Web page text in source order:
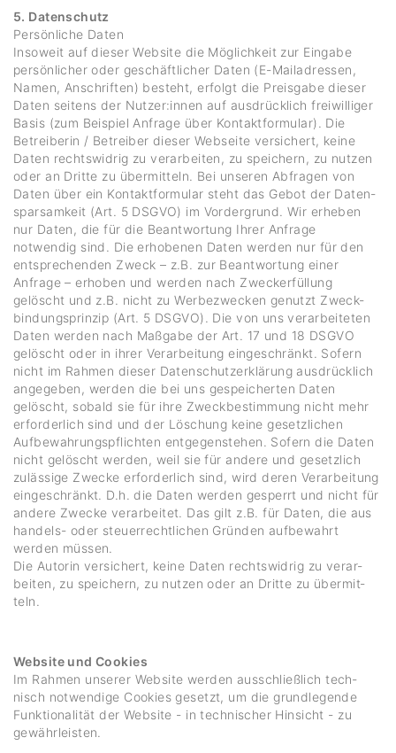
5. Datenschutz
Persön­liche Daten
Inso­weit auf dieser Website die Möglich­keit zur Eingabe
persön­li­cher oder geschäft­li­cher Daten (E-Mail­adressen,
Namen, Anschriften) besteht, erfolgt die Preis­gabe dieser
Daten seitens der Nutzer:innen auf ausdrück­lich frei­wil­liger
Basis (zum Beispiel Anfrage über Kontakt­for­mular). Die
Betrei­berin / Betreiber dieser Webseite versi­chert, keine
Daten rechts­widrig zu verar­beiten, zu spei­chern, zu nutzen
oder an Dritte zu über­mit­teln. Bei unseren Abfragen von
Daten über ein Kontakt­for­mular steht das Gebot der Daten­
spar­sam­keit (Art. 5 DSGVO) im Vorder­grund. Wir erheben
nur Daten, die für die Beant­wor­tung Ihrer Anfrage
notwendig sind. Die erho­benen Daten werden nur für den
entspre­chenden Zweck – z.B. zur Beant­wor­tung einer
Anfrage – erhoben und werden nach Zwecker­fül­lung
gelöscht und z.B. nicht zu Werbe­zwe­cken genutzt Zweck­
bin­dungs­prinzip (Art. 5 DSGVO). Die von uns verar­bei­teten
Daten werden nach Maßgabe der Art. 17 und 18 DSGVO
gelöscht oder in ihrer Verar­bei­tung einge­schränkt. Sofern
nicht im Rahmen dieser Daten­schutz­er­klä­rung ausdrück­lich
ange­geben, werden die bei uns gespei­cherten Daten
gelöscht, sobald sie für ihre Zweck­be­stim­mung nicht mehr
erfor­der­lich sind und der Löschung keine gesetz­li­chen
Aufbe­wah­rungs­pflichten entge­gen­stehen. Sofern die Daten
nicht gelöscht werden, weil sie für andere und gesetz­lich
zuläs­sige Zwecke erfor­der­lich sind, wird deren Verar­bei­tung
einge­schränkt. D.h. die Daten werden gesperrt und nicht für
andere Zwecke verar­beitet. Das gilt z.B. für Daten, die aus
handels- oder steu­er­recht­li­chen Gründen aufbe­wahrt
werden müssen.
Die Autorin versi­chert, keine Daten rechts­widrig zu verar­
beiten, zu spei­chern, zu nutzen oder an Dritte zu über­mit­
teln.
Website und Cookies
Im Rahmen unserer Website werden ausschließ­lich tech­
nisch notwen­dige Cookies gesetzt, um die grund­le­gende
Funk­tio­na­lität der Website - in tech­ni­scher Hinsicht - zu
gewähr­leisten.